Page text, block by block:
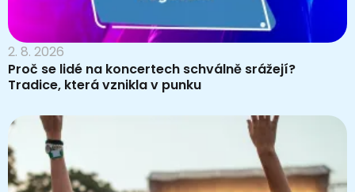
2. 8. 2026
Proč se lidé na koncertech schválně srážejí?
Tradice, která vznikla v punku